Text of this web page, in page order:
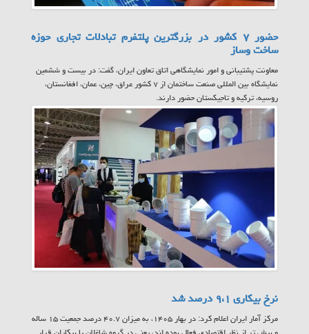
حضور ۷ کشور در بزرگترین پلتفرم تبادلات تجاری حوزه
ساخت وساز
معاونت پشتیبانی و امور نمایشگاهی اتاق تعاون ایران، گفت: در بیست و ششمین
نمایشگاه بین المللی صنعت ساختمان از ۷ کشور عراق، چین، عمان، افغانستان،
روسیه، ترکیه و تاجیکستان حضور دارند.
نرخ بیکاری ۹،۱ درصد شد
مرکز آمار ایران اعلام کرد: در بهار ۱۴۰۵، به میزان ۴۰.۷ درصد جمعیت ۱۵ ساله